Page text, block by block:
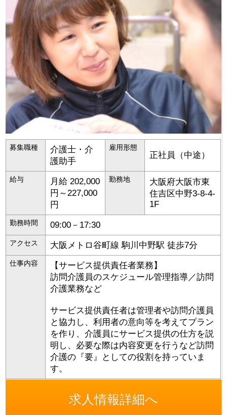
募集職種
介護士・介
護助手
雇用形態
正社員（中途）
給与
月給 202,000
円～227,000
円
勤務地 大阪府大阪市東
住吉区中野3-8-4-
1F
勤務時間 09:00－17:30
アクセス 大阪メトロ谷町線 駒川中野駅 徒歩7分
仕事内容
【サービス提供責任者業務】
訪問介護員のスケジュール管理指導／訪問
介護業務など
サービス提供責任者は管理者や訪問介護員
と協力し、利用者の意向等を考えてプラン
を作り、介護員にサービス提供の仕方を説
明し、必要な際は内容変更を行うなど訪問
介護の『要』としての役割を持っていま
す。
求人情報詳細へ